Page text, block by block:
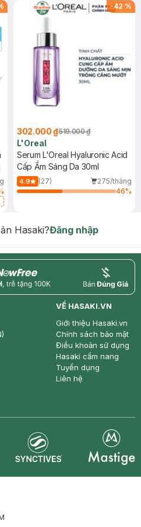
-42 %
302.000 ₫519.000 ₫
L'Oreal
Serum L'Oreal Hyaluronic Acid
Cấp Ẩm Sáng Da 30ml
4.9 (27)
275/tháng
46%
Hasaki?Đăng nhập
price
VỀ HASAKI.VN
Giới thiệu Hasaki.vn
Chính sách bảo mật
Điều khoản sử dụng
Hasaki cẩm nang
Tuyển dụng
Liên hệ